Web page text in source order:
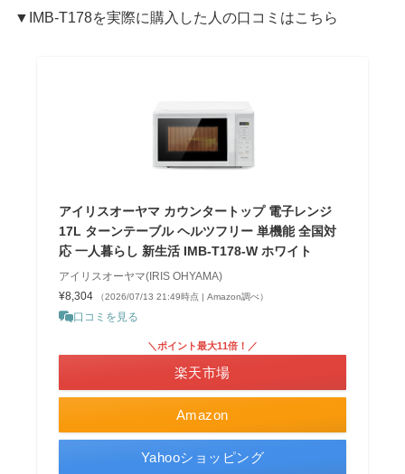
▼IMB-T178を実際に購入した人の口コミはこちら
アイリスオーヤマ カウンタートップ 電子レンジ
17L ターンテーブル ヘルツフリー 単機能 全国対
応 一人暮らし 新生活 IMB-T178-W ホワイト
アイリスオーヤマ(IRIS OHYAMA)
¥8,304
（2026/07/13 21:49時点 | Amazon調べ）
口コミを見る
Amazon
＼ポイント最大11倍！／
楽天市場
Yahooショッピング